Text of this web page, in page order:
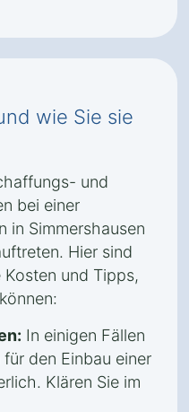
wie Sie sie
und
bei einer
in Simmershausen
Hier sind
und Tipps,
In einigen Fällen
den Einbau einer
Klären Sie im